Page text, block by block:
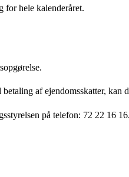
for hele kalenderåret.
af ejendomsskatter, kan
på telefon: 72 22 16